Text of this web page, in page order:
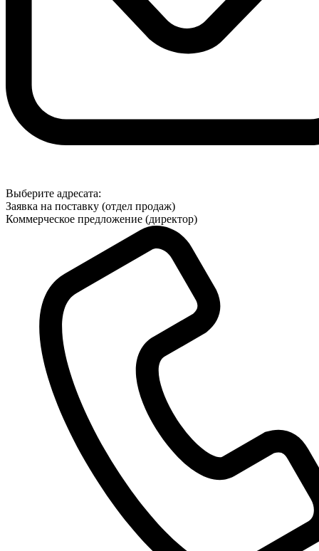
Выберите адресата:
Заявка на поставку (отдел продаж)
Коммерческое предложение (директор)